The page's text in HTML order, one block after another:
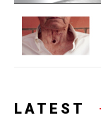
LATEST